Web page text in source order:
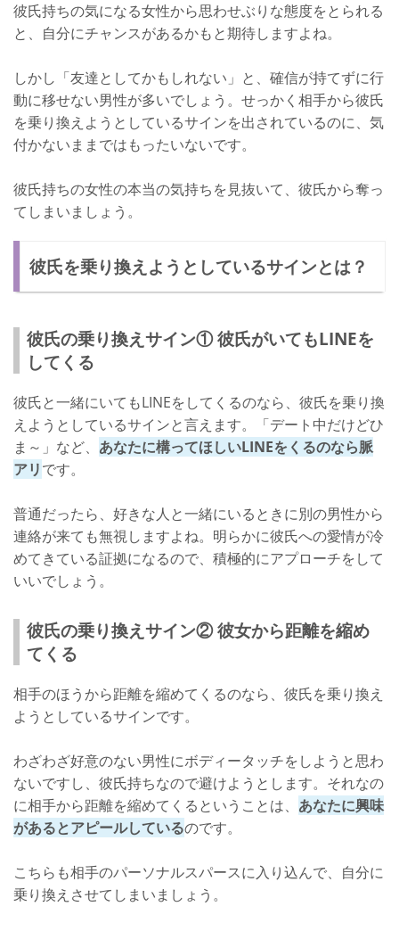
交際が順調なら諦める
彼氏持ちの気になる女性から思わせぶりな態度をとられる
と、自分にチャンスがあるかもと期待しますよね。
しかし「友達としてかもしれない」と、確信が持てずに行
動に移せない男性が多いでしょう。せっかく相手から彼氏
を乗り換えようとしているサインを出されているのに、気
付かないままではもったいないです。
彼氏持ちの女性の本当の気持ちを見抜いて、彼氏から奪っ
てしまいましょう。
彼氏を乗り換えようとしているサインとは？
彼氏の乗り換えサイン① 彼氏がいてもLINEを
してくる
彼氏と一緒にいてもLINEをしてくるのなら、彼氏を乗り換
えようとしているサインと言えます。「デート中だけどひ
ま～」など、 あなたに構ってほしいLINEをくるのなら脈
アリです。
普通だったら、好きな人と一緒にいるときに別の男性から
連絡が来ても無視しますよね。明らかに彼氏への愛情が冷
めてきている証拠になるので、積極的にアプローチをして
いいでしょう。
彼氏の乗り換えサイン② 彼女から距離を縮め
てくる
相手のほうから距離を縮めてくるのなら、彼氏を乗り換え
ようとしているサインです。
わざわざ好意のない男性にボディータッチをしようと思わ
ないですし、彼氏持ちなので避けようとします。それなの
に相手から距離を縮めてくるということは、 あなたに興味
があるとアピールしているのです。
こちらも相手のパーソナルスパースに入り込んで、自分に
乗り換えさせてしまいましょう。